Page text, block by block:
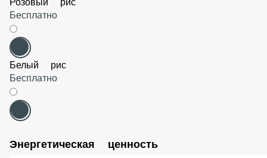
Розовый рис
Бесплатно
Белый рис
Бесплатно